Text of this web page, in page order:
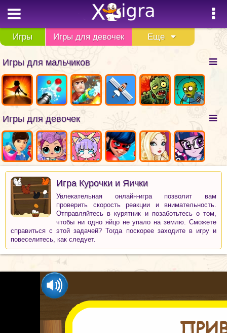
Игры Игры для девочек Еще
Игры для мальчиков
Игры для девочек
Игра Курочки и Яички
Увлекательная онлайн-игра позволит вам
проверить скорость реакции и внимательность.
Отправляйтесь в курятник и позаботьтесь о том,
чтобы ни одно яйцо не упало на землю. Сможете
справиться с этой задачей? Тогда поскорее заходите в игру и
повеселитесь, как следует.